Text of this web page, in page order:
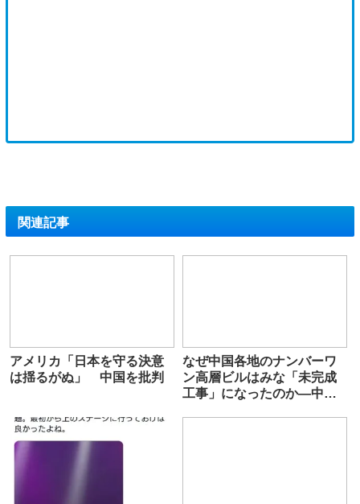
関連記事
アメリカ「日本を守る決意
は揺るがぬ」 中国を批判
なぜ中国各地のナンバーワ
ン高層ビルはみな「未完成
工事」になったのか―中国